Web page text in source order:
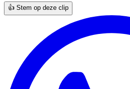
👍 Stem op deze clip